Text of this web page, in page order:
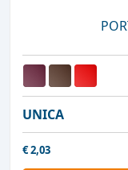
UNICA
€2,03